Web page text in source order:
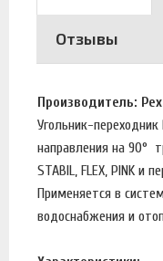
Отзывы
Производитель:
Угольник-
направления на 90°
STABIL, FLEX, PINK и
Применяется в
водоснабжения и